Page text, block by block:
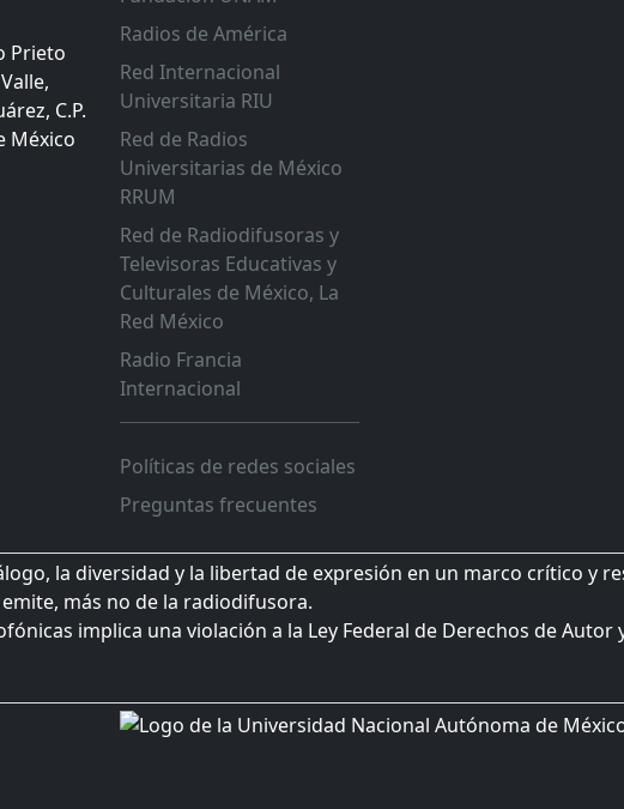
Prieto
C.P.
México
Radios de América
Red Internacional
Universitaria RIU
Red de Radios
Universitarias de México
RRUM
Red de Radiodifusoras y
Televisoras Educativas y
Culturales de México, La
Red México
Radio Francia
Internacional
Políticas de redes sociales
Preguntas frecuentes
la diversidad y la libertad de expresión en un marco crítico y
más no de la radiodifusora.
implica una violación a la Ley Federal de Derechos de